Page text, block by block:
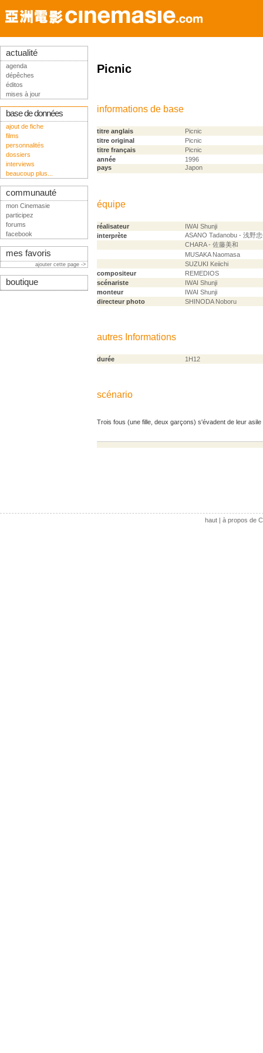
Picnic
informations de base
titre anglais
Picnic
titre original
Picnic
titre français
Picnic
année
1996
pays
Japon
équipe
réalisateur
IWAI Shunji
interprète
ASANO Tadanobu - 浅野
CHARA - 佐藤美和
MUSAKA Naomasa
SUZUKI Keiichi
compositeur
REMEDIOS
scénariste
IWAI Shunji
monteur
IWAI Shunji
directeur photo
SHINODA Noboru
autres Informations
durée 1H12
scénario
Trois fous (une fille, deux garçons) s'évadent de leur
actualité
agenda
dépêches
éditos
mises à jour
base de données
ajout de fiche
films
personnalités
dossiers
interviews
beaucoup plus...
communauté
mon Cinemasie
participez
forums
facebook
mes favoris
ajouter cette page ->
boutique
haut| à propos de